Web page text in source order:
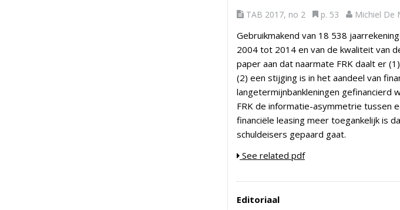
TAB 2017, no 2 p. 53 Michiel De
Gebruikmakend van 18 538
2004 tot 2014 en van de kwaliteit van
paper aan dat naarmate FRK daalt er
(2) een stijging is in het aandeel van
langetermijnbankleningen gefinancierd
FRK de informatie-asymmetrie tussen
financiële leasing meer toegankelijk is
schuldeisers gepaard gaat.
See related pdf
Editoriaal